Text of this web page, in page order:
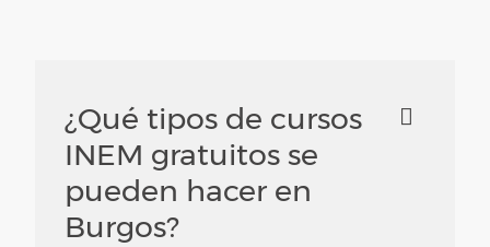
¿Qué tipos de cursos
INEM gratuitos se
pueden hacer en
Burgos?